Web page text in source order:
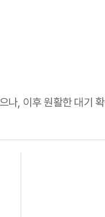
, 이후 원활한 대기